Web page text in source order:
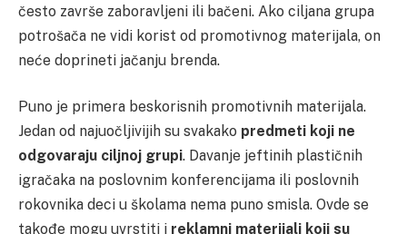
često završe zaboravljeni ili bačeni. Ako ciljana grupa
potrošača ne vidi korist od promotivnog materijala, on
neće doprineti jačanju brenda.
Puno je primera beskorisnih promotivnih materijala.
Jedan od najuočljivijih su svakako predmeti koji ne
odgovaraju ciljnoj grupi. Davanje jeftinih plastičnih
igračaka na poslovnim konferencijama ili poslovnih
rokovnika deci u školama nema puno smisla. Ovde se
takođe mogu uvrstiti i reklamni materijali koji su